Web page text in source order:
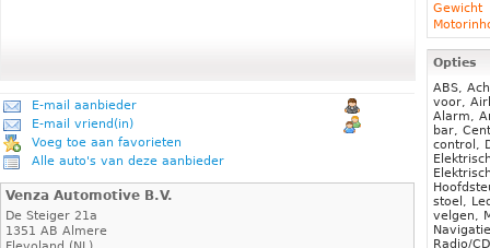
E-mail aanbieder
E-mail vriend(in)
Voeg toe aan favorieten
Alle auto's van deze aanbieder
Venza Automotive B.V.
De Steiger 21a
1351 AB Almere
Gewicht
Opties
ABS,
voor,
Alarm,
bar,
control,
stoel,
velgen,
Radio/